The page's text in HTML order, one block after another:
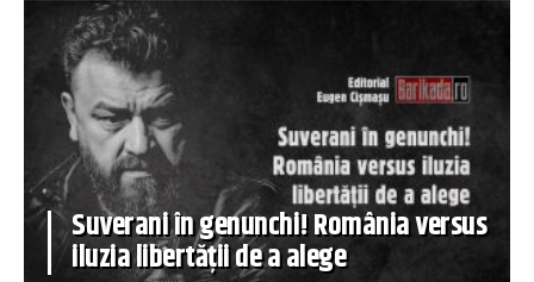
Suverani în genunchi! România versus
iluzia libertății de a alege